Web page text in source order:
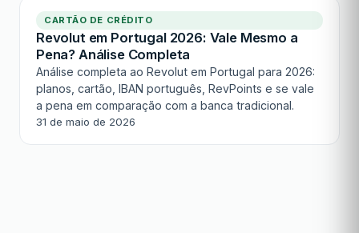
CARTÃO DE CRÉDITO
Revolut em Portugal 2026: Vale Mesmo a
Pena? Análise Completa
Análise completa ao Revolut em Portugal para 2026:
planos, cartão, IBAN português, RevPoints e se vale
a pena em comparação com a banca tradicional.
31 de maio de 2026